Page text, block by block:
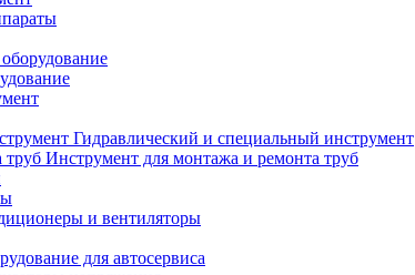
Гидравлический и специальный инструмент
Инструмент для монтажа и ремонта труб
и вентиляторы
для автосервиса